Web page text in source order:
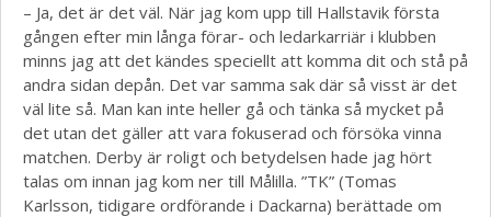
– Ja, det är det väl. När jag kom upp till Hallstavik första
gången efter min långa förar- och ledarkarriär i klubben
minns jag att det kändes speciellt att komma dit och stå på
andra sidan depån. Det var samma sak där så visst är det
väl lite så. Man kan inte heller gå och tänka så mycket på
det utan det gäller att vara fokuserad och försöka vinna
matchen. Derby är roligt och betydelsen hade jag hört
talas om innan jag kom ner till Målilla. ”TK” (Tomas
Karlsson, tidigare ordförande i Dackarna) berättade om